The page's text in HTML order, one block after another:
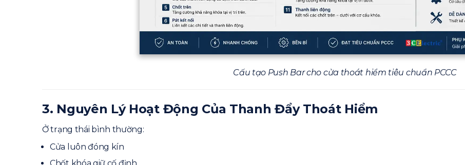
Cấu tạo Push Bar cho cửa thoát hiểm tiêu chuẩn PCCC
3. Nguyên Lý Hoạt Động Của Thanh Đẩy Thoát Hiểm
Ở trạng thái bình thường:
Cửa luôn đóng kín
Chốt khóa giữ cố định